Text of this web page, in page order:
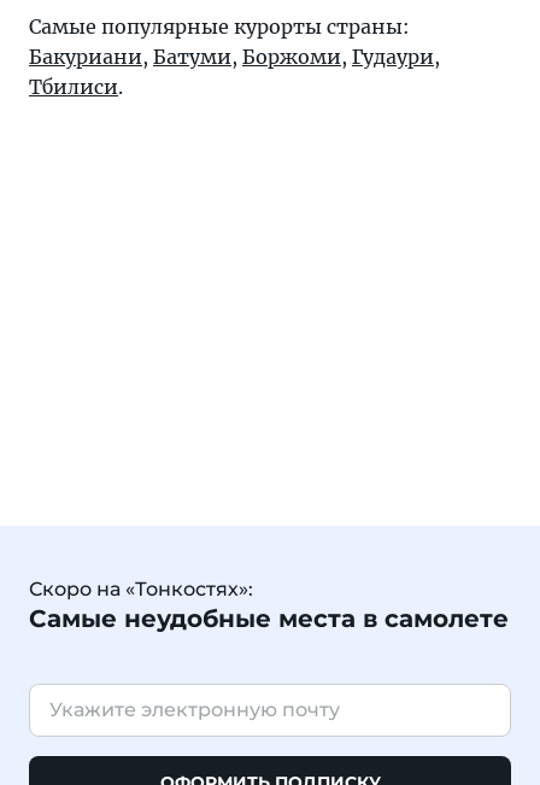
Самые популярные курорты страны:
Бакуриани, Батуми, Боржоми, Гудаури,
Тбилиси.
Скоро на «Тонкостях»:
Самые неудобные места в самолете